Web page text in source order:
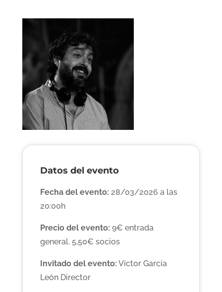
Datos del evento
Fecha del evento: 28/03/2026 a las
20:00h
Precio del evento: 9€ entrada
general. 5,50€ socios
Invitado del evento: Víctor García
León Director